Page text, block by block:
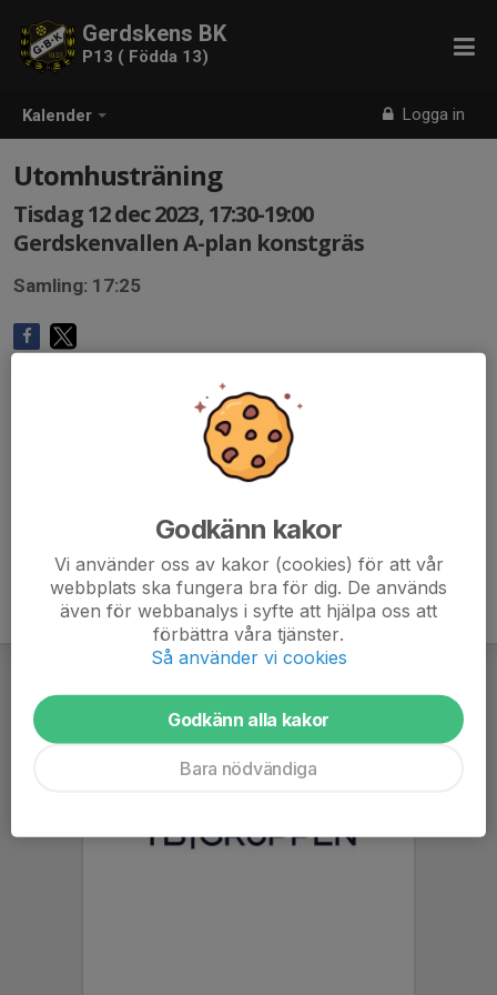
Kalender Logga in
Gerdskens BK
P13 ( Födda 13)
Utomhusträning
Tisdag 12 dec 2023, 17:30-19:00
Gerdskenvallen A-plan konstgräs
Samling: 17:25
Godkänn kakor
Vi använder oss av kakor (cookies) för att vår
webbplats ska fungera bra för dig. De används
även för webbanalys i syfte att hjälpa oss att
förbättra våra tjänster.
Så använder vi cookies
Godkänn alla kakor
Bara nödvändiga